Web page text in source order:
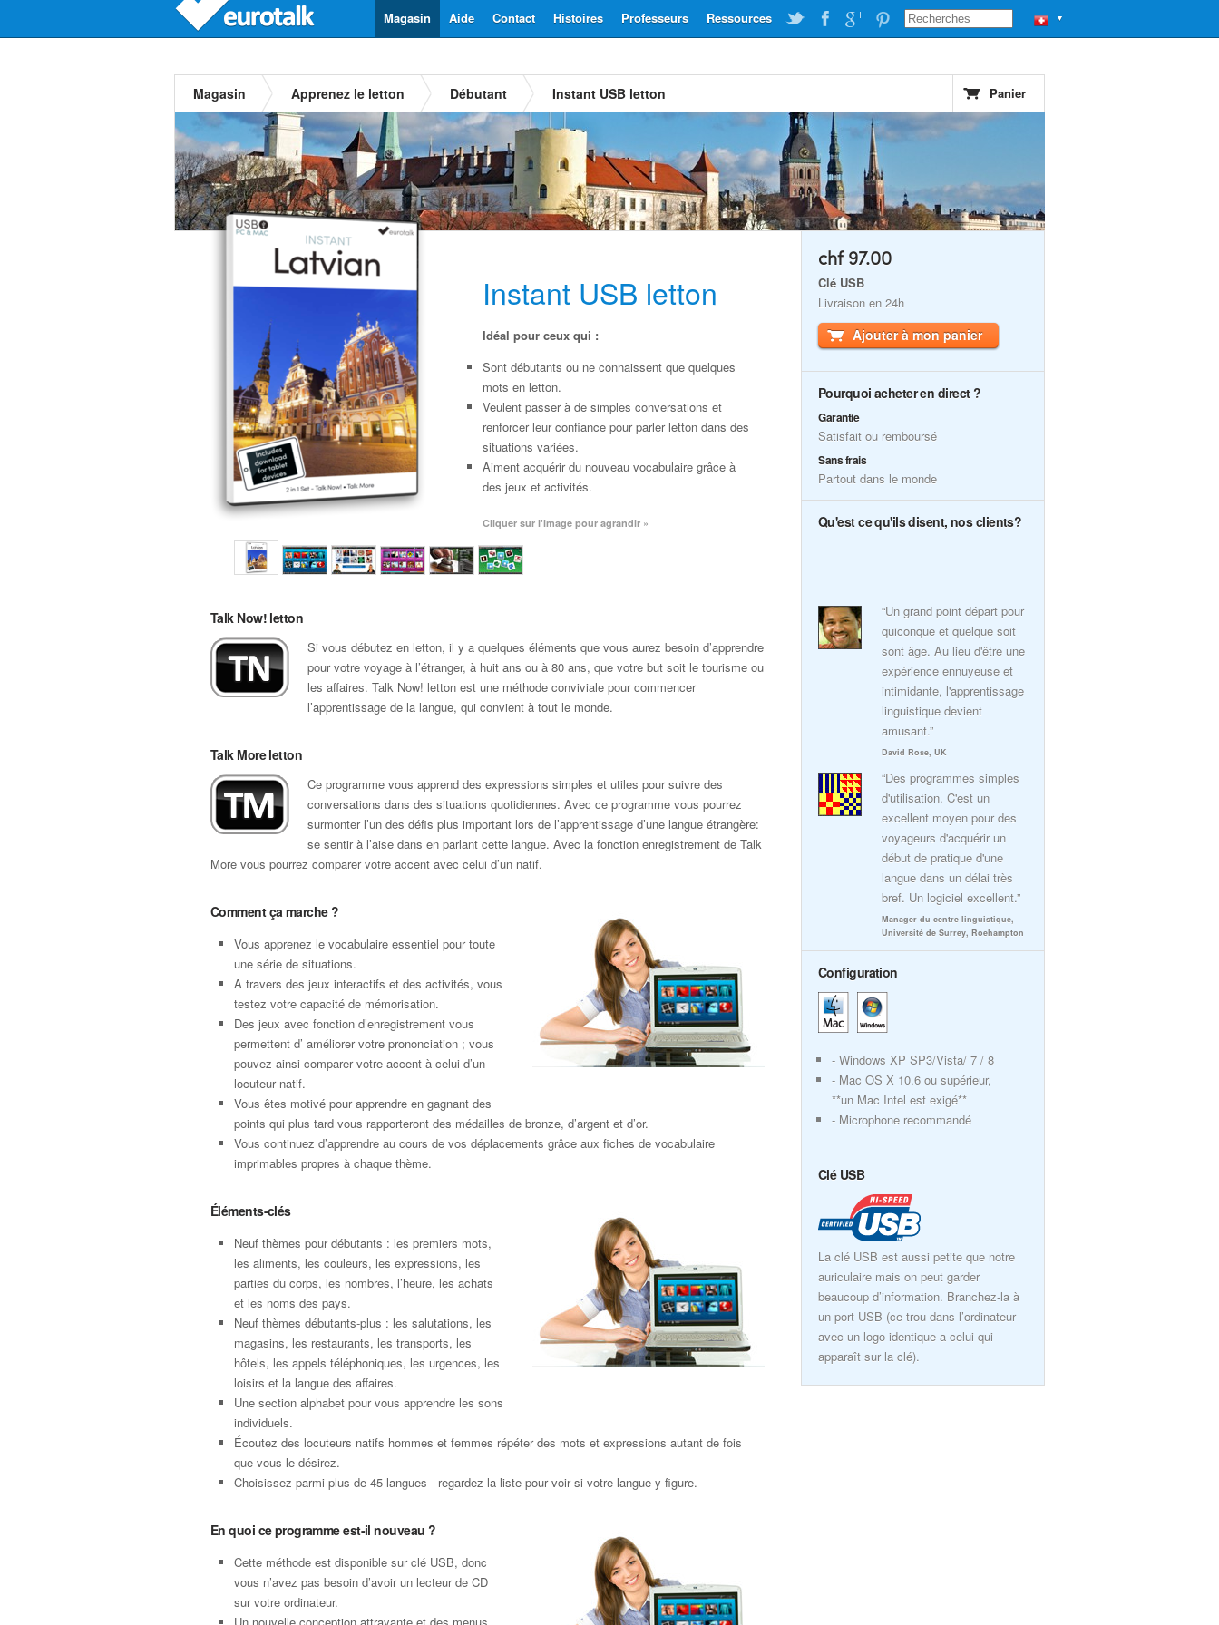
▼
Ressources
Professeurs
Histoires
Contact
Aide
Magasin
Magasin Apprenez le letton Débutant Instant USB letton Panier
Instant USB letton
Idéal pour ceux qui :
Sont débutants ou ne connaissent que quelques
mots en letton.
Veulent passer à de simples conversations et
renforcer leur confiance pour parler letton dans des
situations variées.
Aiment acquérir du nouveau vocabulaire grâce à
des jeux et activités.
Cliquer sur l'image pour agrandir »
Talk Now! letton
Si vous débutez en letton, il y a quelques éléments que vous aurez besoin d’apprendre
pour votre voyage à l’étranger, à huit ans ou à 80 ans, que votre but soit le tourisme ou
les affaires. Talk Now! letton est une méthode conviviale pour commencer
l’apprentissage de la langue, qui convient à tout le monde.
Talk More letton
Ce programme vous apprend des expressions simples et utiles pour suivre des
conversations dans des situations quotidiennes. Avec ce programme vous pourrez
surmonter l’un des défis plus important lors de l’apprentissage d’une langue étrangère:
se sentir à l’aise dans en parlant cette langue. Avec la fonction enregistrement de Talk
More vous pourrez comparer votre accent avec celui d’un natif.
Comment ça marche ?
Vous apprenez le vocabulaire essentiel pour toute
une série de situations.
À travers des jeux interactifs et des activités, vous
testez votre capacité de mémorisation.
Des jeux avec fonction d’enregistrement vous
permettent d’ améliorer votre prononciation ; vous
pouvez ainsi comparer votre accent à celui d’un
locuteur natif.
Vous êtes motivé pour apprendre en gagnant des
points qui plus tard vous rapporteront des médailles de bronze, d’argent et d’or.
Vous continuez d’apprendre au cours de vos déplacements grâce aux fiches de vocabulaire
imprimables propres à chaque thème.
Éléments-clés
Neuf thèmes pour débutants : les premiers mots,
les aliments, les couleurs, les expressions, les
parties du corps, les nombres, l’heure, les achats
et les noms des pays.
Neuf thèmes débutants-plus : les salutations, les
magasins, les restaurants, les transports, les
hôtels, les appels téléphoniques, les urgences, les
loisirs et la langue des affaires.
Une section alphabet pour vous apprendre les sons
individuels.
Écoutez des locuteurs natifs hommes et femmes répéter des mots et expressions autant de fois
que vous le désirez.
Choisissez parmi plus de 45 langues - regardez la liste pour voir si votre langue y figure.
En quoi ce programme est-il nouveau ?
Cette méthode est disponible sur clé USB, donc
vous n’avez pas besoin d’avoir un lecteur de CD
sur votre ordinateur.
chf 97.00
Clé USB
Livraison en 24h
Ajouter à mon panier
Pourquoi acheter en direct ?
Garantie
Satisfait ou remboursé
Sans frais
Partout dans le monde
Qu'est ce qu'ils disent, nos clients?
“Un grand point départ pour
quiconque et quelque soit
sont âge. Au lieu d'être une
expérience ennuyeuse et
intimidante, l'apprentissage
linguistique devient
amusant.”
David Rose, UK
“Des programmes simples
d'utilisation. C'est un
excellent moyen pour des
voyageurs d'acquérir un
début de pratique d'une
langue dans un délai très
bref. Un logiciel excellent.”
Manager du centre linguistique,
Université de Surrey, Roehampton
Configuration
- Windows XP SP3/Vista/ 7 / 8
- Mac OS X 10.6 ou supérieur,
**un Mac Intel est exigé**
- Microphone recommandé
Clé USB
La clé USB est aussi petite que notre
auriculaire mais on peut garder
beaucoup d’information. Branchez-la à
un port USB (ce trou dans l’ordinateur
avec un logo identique a celui qui
apparaît sur la clé).